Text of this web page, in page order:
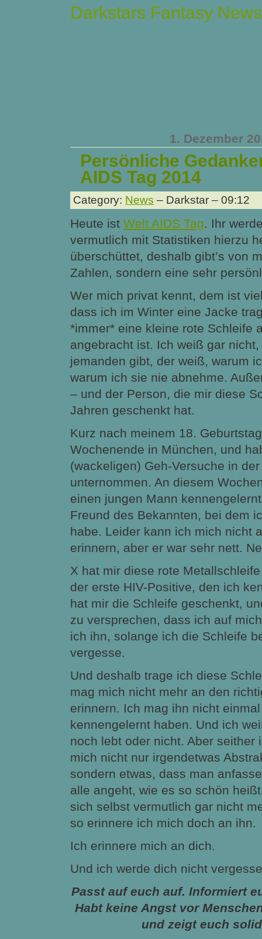
Darkstars Fantasy News
1. Dezember
Persönliche
AIDS Tag 2014
Category: News – Darkstar – 09:12
Heute ist Welt AIDS Tag. Ihr
vermutlich mit Statistiken hierzu
überschüttet, deshalb gibt’s von
Zahlen, sondern eine sehr
Wer mich privat kennt, dem ist
dass ich im Winter eine Jacke
*immer* eine kleine rote Schleife
angebracht ist. Ich weiß gar
jemanden gibt, der weiß, warum
warum ich sie nie abnehme.
– und der Person, die mir diese
Jahren geschenkt hat.
Kurz nach meinem 18.
Wochenende in München, und
(wackeligen) Geh-Versuche in
unternommen. An diesem
einen jungen Mann
Freund des Bekannten, bei dem
habe. Leider kann ich mich nicht
erinnern, aber er war sehr nett.
X hat mir diese rote
der erste HIV-Positive, den ich
hat mir die Schleife geschenkt,
zu versprechen, dass ich auf
ich ihn, solange ich die Schleife
vergesse.
Und deshalb trage ich diese
mag mich nicht mehr an den
erinnern. Ich mag ihn nicht
kennengelernt haben. Und ich
noch lebt oder nicht. Aber seither
mich nicht nur irgendetwas
sondern etwas, dass man
alle angeht, wie es so schön
sich selbst vermutlich gar nicht
so erinnere ich mich doch an ihn.
Ich erinnere mich an dich.
Und ich werde dich nicht
Passt auf euch auf. Informiert
Habt keine Angst vor
und zeigt euch